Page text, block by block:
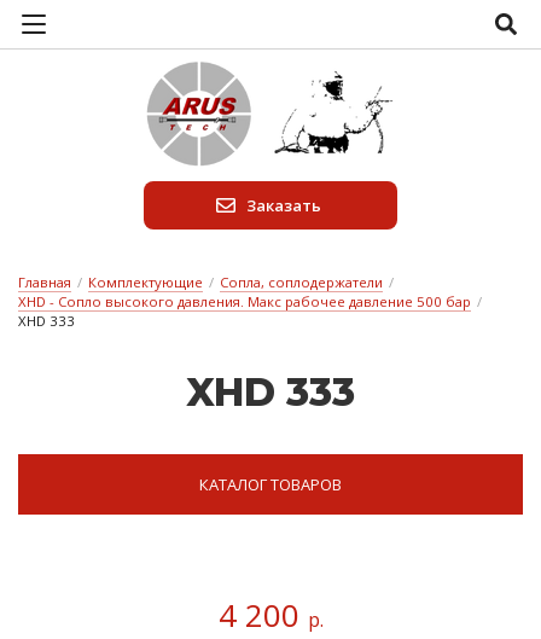
Заказать
Главная / Комплектующие / Сопла, соплодержатели /
XHD - Сопло высокого давления. Макс рабочее давление 500 бар /
XHD 333
XHD 333
КАТАЛОГ ТОВАРОВ
4 200 р.